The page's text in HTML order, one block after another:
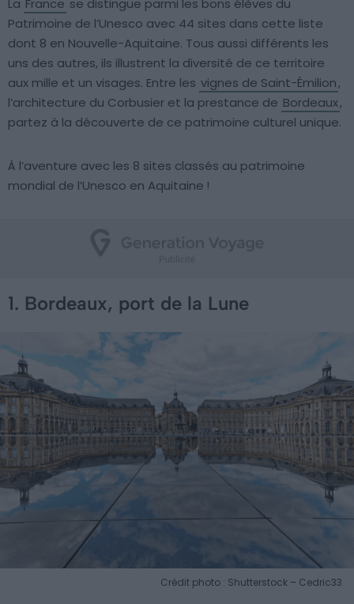
La France se distingue parmi les bons élèves du
Patrimoine de l’Unesco avec 44 sites dans cette liste
dont 8 en Nouvelle-Aquitaine. Tous aussi différents les
uns des autres, ils illustrent la diversité de ce territoire
aux mille et un visages. Entre les vignes de Saint-Émilion,
l’architecture du Corbusier et la prestance de Bordeaux,
partez à la découverte de ce patrimoine culturel unique.
À l’aventure avec les 8 sites classés au patrimoine
mondial de l’Unesco en Aquitaine !
1. Bordeaux, port de la Lune
Crédit photo : Shutterstock – Cedric33